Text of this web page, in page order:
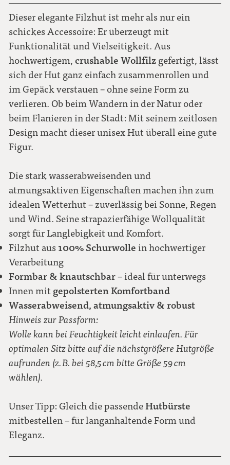
58
59
60
61
Dieser elegante Filzhut ist mehr als nur ein
schickes Accessoire: Er überzeugt mit
Funktionalität und Vielseitigkeit. Aus
hochwertigem,crushable Wollfilz gefertigt, lässt
sich der Hut ganz einfach zusammenrollen und
im Gepäck verstauen – ohne seine Form zu
verlieren. Ob beim Wandern in der Natur oder
beim Flanieren in der Stadt: Mit seinem zeitlosen
Design macht dieser unisex Hut überall eine gute
Figur.
Die stark wasserabweisenden und
atmungsaktiven Eigenschaften machen ihn zum
idealen Wetterhut – zuverlässig bei Sonne, Regen
und Wind. Seine strapazierfähige Wollqualität
sorgt für Langlebigkeit und Komfort.
Filzhut aus 100% Schurwolle in hochwertiger
Verarbeitung
Formbar & knautschbar– ideal für unterwegs
Innen mit gepolsterten Komfortband
Wasserabweisend, atmungsaktiv & robust
Hinweis zur Passform:
Wolle kann bei Feuchtigkeit leicht einlaufen. Für
optimalen Sitz bitte auf die nächstgrößere Hutgröße
aufrunden (z. B. bei 58,5 cm bitte Größe 59 cm
wählen).
Unser Tipp: Gleich die passendeHutbürste
mitbestellen – für langanhaltende Form und
Eleganz.